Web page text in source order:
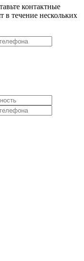
контактные
течение нескольких